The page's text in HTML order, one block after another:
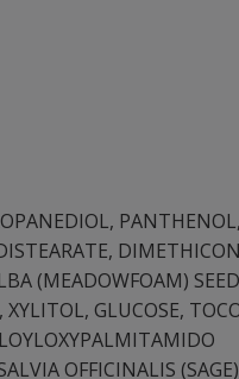
PANTHENOL,
(MEADOWFOAM)
GLUCOSE,
OFFICINALIS